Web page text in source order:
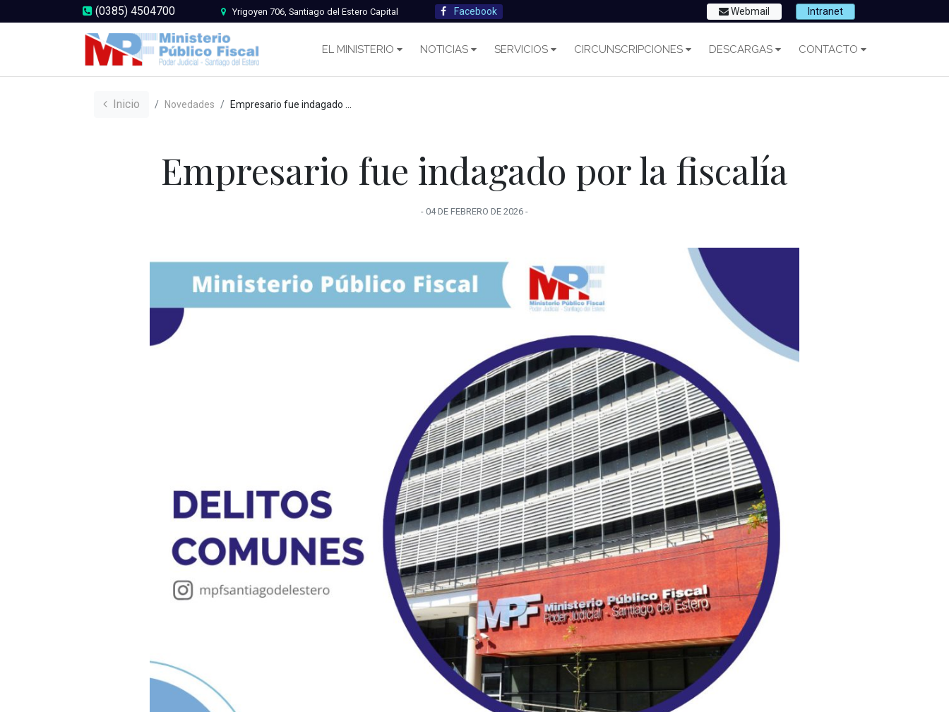
(0385) 4504700 Yrigoyen 706, Santiago del Estero Capital Facebook Webmail Intranet
EL MINISTERIO NOTICIAS SERVICIOS CIRCUNSCRIPCIONES DESCARGAS CONTACTO
Inicio Novedades Empresario fue indagado por la fiscalía
Empresario fue indagado por la fiscalía
- 04 DE FEBRERO DE 2026-